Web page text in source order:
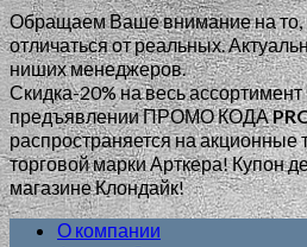
Обращаем Ваше внимание на то,
отличаться от реальных.
ниших менеджеров.
Скидка-20% на весь
предъявлении ПРОМО КОДА
распространяется на
торговой марки Арткера! Купон
магазине Клондайк!
О компании